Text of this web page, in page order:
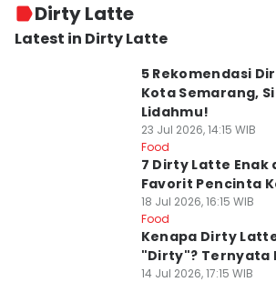
Dirty Latte
Latest in Dirty Latte
5 Rekomendasi
Kota Semarang,
Lidahmu!
23 Jul 2026, 14:15 WIB
Food
7 Dirty Latte Enak
Favorit Pencinta
18 Jul 2026, 16:15 WIB
Food
Kenapa Dirty
"Dirty"? Ternyata
14 Jul 2026, 17:15 WIB